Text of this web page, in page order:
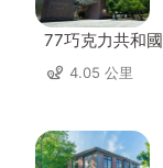
77巧克力共和國
4.05 公里